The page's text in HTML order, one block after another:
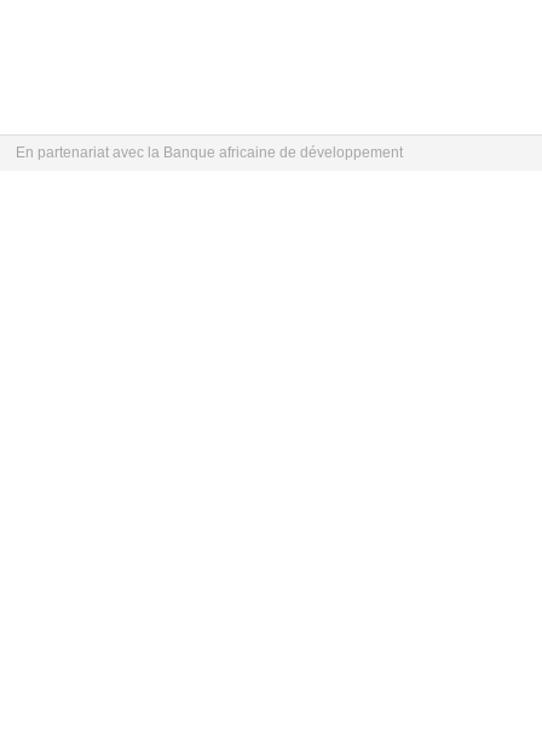
En partenariat avec la Banque africaine de développement